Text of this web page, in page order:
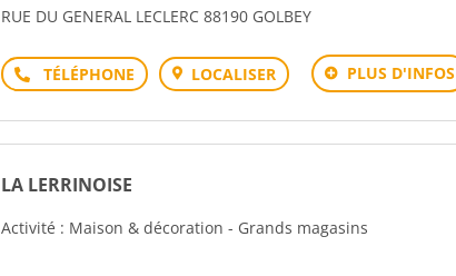
RUE DU GENERAL LECLERC 88190 GOLBEY
Téléphone LOCALISER PLUS D'INFOS
LA LERRINOISE
Activité : Maison & décoration - Grands magasins